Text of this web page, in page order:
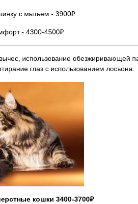
с мытьем - 3900₽
- 4300-4500₽
вычес, использование обезжиривающей
глаз с использованием лосьона.
кошки 3400-3700₽